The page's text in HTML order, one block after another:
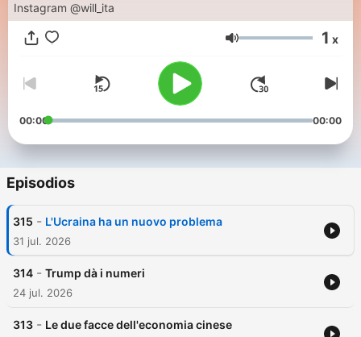
Instagram @will_ita
Volumen 1 x
00:00 00:00
Episodios
315 - L'Ucraina ha un nuovo problema
31 jul. 2026
314 - Trump dà i numeri
24 jul. 2026
313 - Le due facce dell'economia cinese